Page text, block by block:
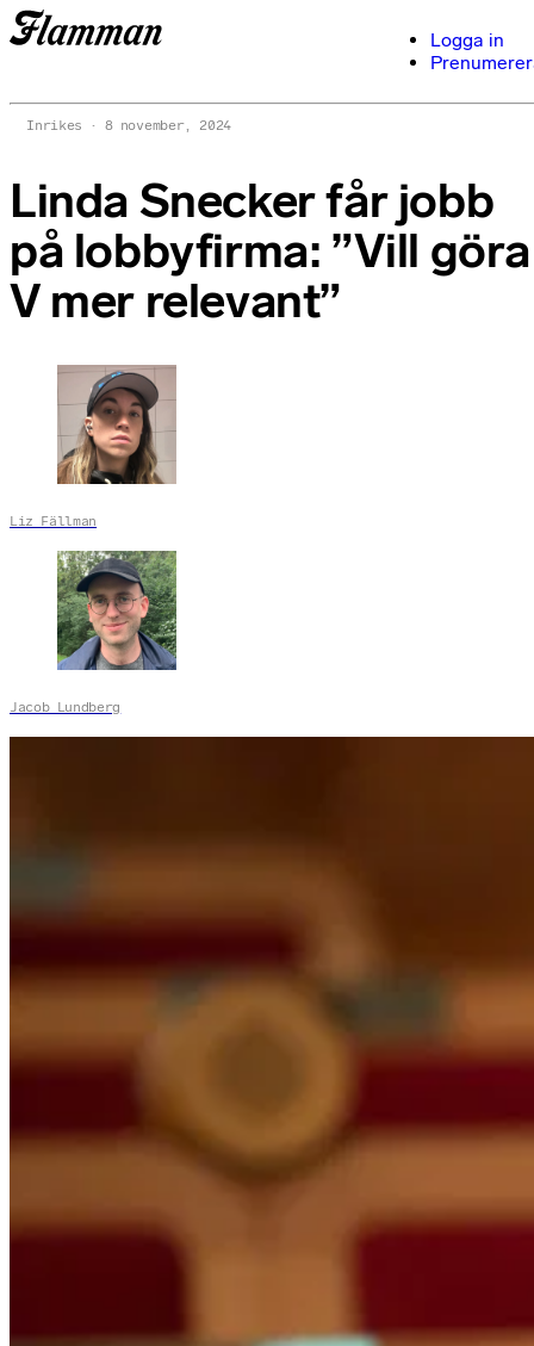
Logga in
Inrikes 8 november, 2024
Linda Snecker får jobb
på lobbyfirma: ”Vill göra
V mer relevant”
Liz Fällman
Jacob Lundberg